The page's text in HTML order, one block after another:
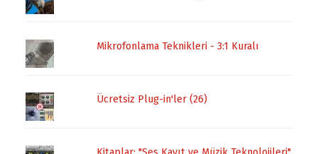
Mikrofonlama Teknikleri - 3:1 Kuralı
Ücretsiz Plug-in'ler (26)